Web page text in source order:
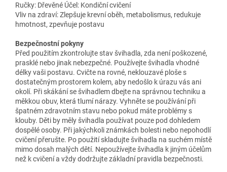
Ručky: Dřevěné Účel: Kondiční cvičení
Vliv na zdraví: Zlepšuje krevní oběh, metabolismus, redukuje
hmotnost, zpevňuje postavu
Bezpečnostní pokyny
Před použitím zkontrolujte stav švihadla, zda není poškozené,
prasklé nebo jinak nebezpečné. Používejte švihadla vhodné
délky vaši postavu. Cvičte na rovné, neklouzavé ploše s
dostatečným prostorem kolem, aby nedošlo k úrazu vás ani
okolí. Při skákání se švihadlem dbejte na správnou techniku a
měkkou obuv, která tlumí nárazy. Vyhněte se používání při
špatném zdravotním stavu nebo pokud máte problémy s
klouby. Děti by měly švihadla používat pouze pod dohledem
dospělé osoby. Při jakýchkoli známkách bolesti nebo nepohodlí
cvičení přerušte. Po použití skladujte švihadla na suchém místě
mimo dosah malých dětí. Nepoužívejte švihadla k jiným účelům
než k cvičení a vždy dodržujte základní pravidla bezpečnosti.